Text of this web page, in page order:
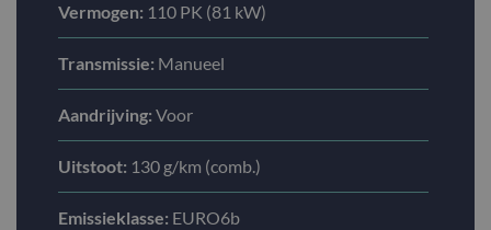
Vermogen: 110 PK (81 kW)
Transmissie: Manueel
Aandrijving: Voor
Uitstoot: 130 g/km (comb.)
Emissieklasse: EURO6b